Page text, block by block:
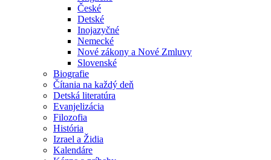
České
Detské
Inojazyčné
Nemecké
Nové zákony a Nové Zmluvy
Slovenské
Biografie
Čítania na každý deň
Detská literatúra
Evanjelizácia
Filozofia
História
Izrael a Židia
Kalendáre